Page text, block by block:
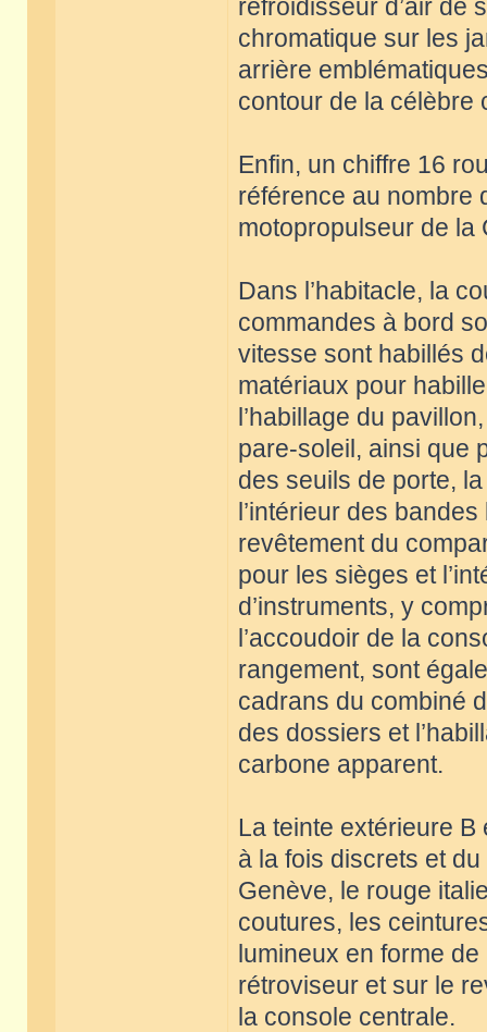
refroidisseur d’air de
chromatique sur les
arrière
contour de la célèbre
Enfin, un chiffre 16
référence au nombre
motopropulseur de la
Dans l’habitacle, la
commandes à bord
vitesse sont habillés
matériaux pour
l’habillage du
pare-soleil, ainsi que
des seuils de porte,
l’intérieur des
revêtement du
pour les sièges et
d’instruments, y
l’accoudoir de la
rangement, sont
cadrans du combiné
des dossiers et
carbone apparent.
La teinte extérieure B
à la fois discrets et
Genève, le rouge
coutures, les
lumineux en forme
rétroviseur et sur le
la console centrale.